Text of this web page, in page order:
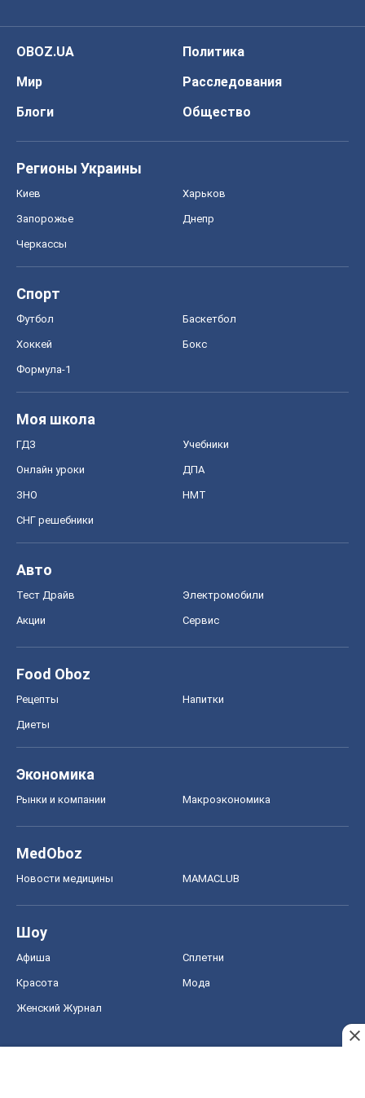
OBOZ.UA
Политика
Мир
Расследования
Блоги
Общество
Регионы Украины
Киев Харьков
Запорожье Днепр
Черкассы
Спорт
Футбол Баскетбол
Хоккей Бокс
Формула-1
Моя школа
ГДЗ Учебники
Онлайн уроки ДПА
ЗНО НМТ
СНГ решебники
Авто
Тест Драйв Электромобили
Акции Сервис
Food Oboz
Рецепты Напитки
Диеты
Экономика
Рынки и компании Mакроэкономика
MedOboz
Новости медицины MAMACLUB
Шоу
Афиша Сплетни
Красота Мода
Женский Журнал